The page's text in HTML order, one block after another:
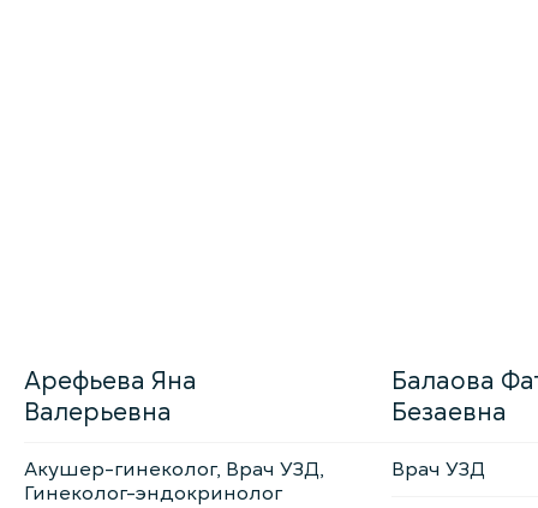
Арефьева Яна
Валерьевна
Акушер-гинеколог, Врач УЗД,
Гинеколог-эндокринолог
Балаова
Безаевна
Врач УЗД